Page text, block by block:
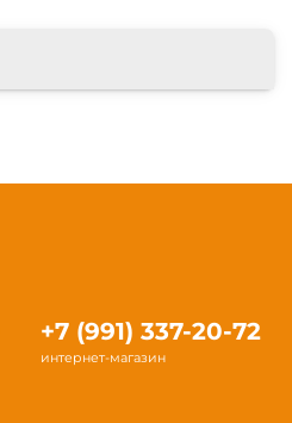
+7 (991) 337-20-72
интернет-магазин